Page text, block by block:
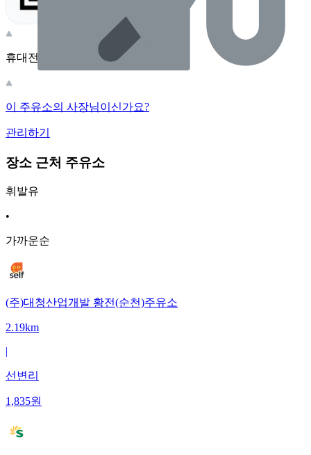
휴대전화 카메라로 찍어보세요
이 주유소의 사장님이신가요?
관리하기
장소 근처 주유소
휘발유
•
가까운순
(주)대청산업개발 황전(순천)주유소
2.19km
|
선변리
1,835원